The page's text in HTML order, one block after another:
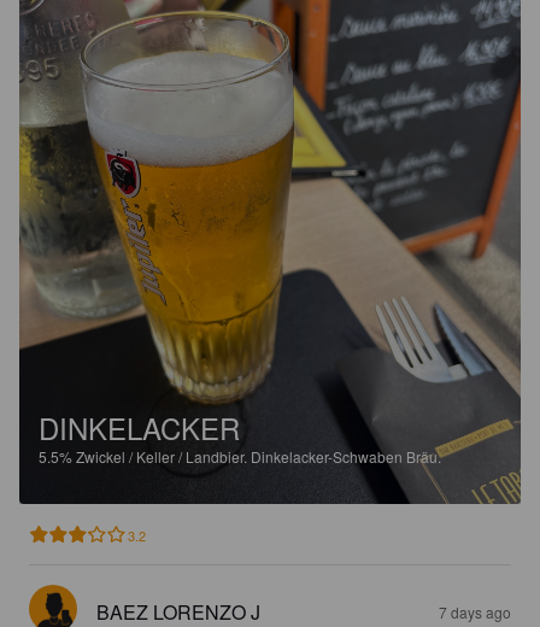
DINKELACKER
5.5%Zwickel / Keller / Landbier. Dinkelacker-Schwaben Bräu.
3.2
BAEZ LORENZO J 7 days ago